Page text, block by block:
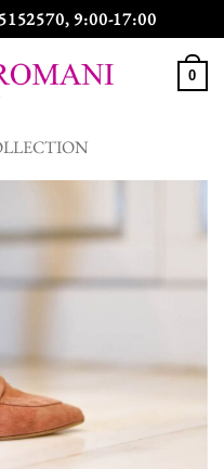
, 9:00-17:00
0